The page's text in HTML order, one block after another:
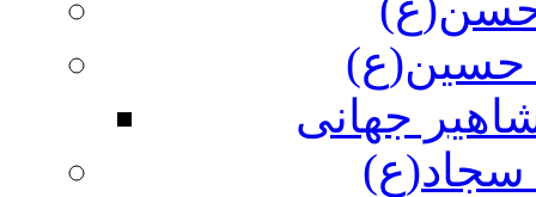
حسین(ع)
جهانی
سجاد(ع)